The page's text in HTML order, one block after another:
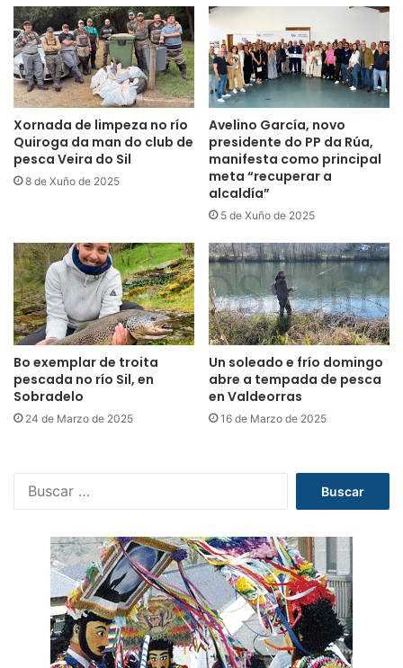
Xornada de limpeza no río
Quiroga da man do club de
pesca Veira do Sil
8 de Xuño de 2025
Avelino García, novo
presidente do PP da Rúa,
manifesta como principal
meta “recuperar a
alcaldía”
5 de Xuño de 2025
Bo exemplar de troita
pescada no río Sil, en
Sobradelo
24 de Marzo de 2025
Un soleado e frío domingo
abre a tempada de pesca
en Valdeorras
16 de Marzo de 2025
c
a
r
: